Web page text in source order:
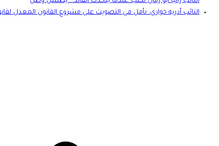
النائب أدريه حواري: نأمل في التصويت على مشروع القانون المعدل